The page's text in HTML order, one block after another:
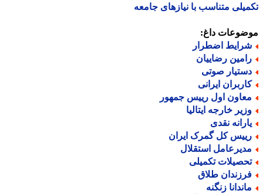
متناسب با نیازهای جامعه
داغ:
اضطرار
رضاییان
صوتی
ایرانی
اول رییس جمهور
خارجه ایتالیا
نقدی
کل گمرک ایران
استقلال
تکمیلی
طلاق
زنگنه